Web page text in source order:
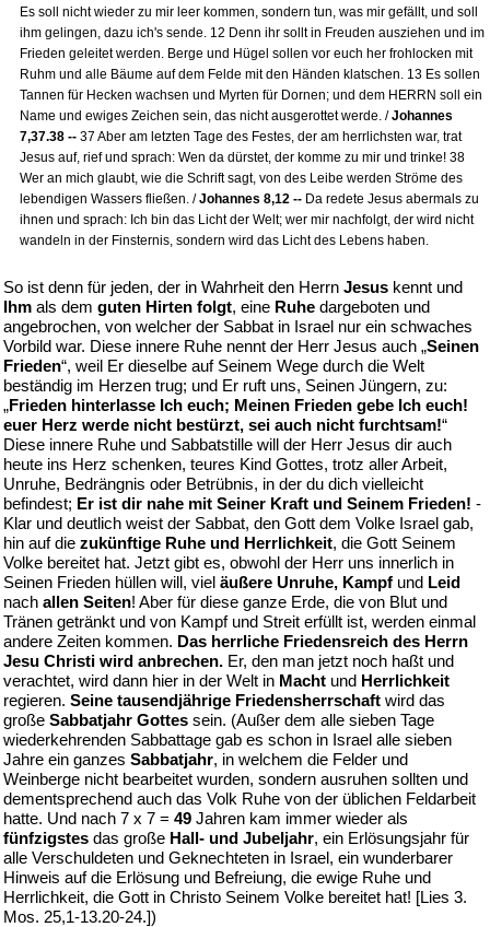
Es soll nicht wieder zu mir leer kommen, sondern tun, was mir gefällt, und soll
ihm gelingen, dazu ich's sende. 12 Denn ihr sollt in Freuden ausziehen und im
Frieden geleitet werden. Berge und Hügel sollen vor euch her frohlocken mit
Ruhm und alle Bäume auf dem Felde mit den Händen klatschen. 13 Es sollen
Tannen für Hecken wachsen und Myrten für Dornen; und dem HERRN soll ein
Name und ewiges Zeichen sein, das nicht ausgerottet werde. /Johannes
7,37.38 -- 37 Aber am letzten Tage des Festes, der am herrlichsten war, trat
Jesus auf, rief und sprach: Wen da dürstet, der komme zu mir und trinke! 38
Wer an mich glaubt, wie die Schrift sagt, von des Leibe werden Ströme des
lebendigen Wassers fließen. /Johannes 8,12 -- Da redete Jesus abermals zu
ihnen und sprach: Ich bin das Licht der Welt; wer mir nachfolgt, der wird nicht
wandeln in der Finsternis, sondern wird das Licht des Lebens haben.
So ist denn für jeden, der in Wahrheit den Herrn Jesus kennt und
Ihm als dem guten Hirten folgt, eine Ruhe dargeboten und
angebrochen, von welcher der Sabbat in Israel nur ein schwaches
Vorbild war. Diese innere Ruhe nennt der Herr Jesus auch „Seinen
Frieden“, weil Er dieselbe auf Seinem Wege durch die Welt
beständig im Herzen trug; und Er ruft uns, Seinen Jüngern, zu:
„Frieden hinterlasse Ich euch; Meinen Frieden gebe Ich euch!
euer Herz werde nicht bestürzt, sei auch nicht furchtsam!“
Diese innere Ruhe und Sabbatstille will der Herr Jesus dir auch
heute ins Herz schenken, teures Kind Gottes, trotz aller Arbeit,
Unruhe, Bedrängnis oder Betrübnis, in der du dich vielleicht
befindest; Er ist dir nahe mit Seiner Kraft und Seinem Frieden! -
Klar und deutlich weist der Sabbat, den Gott dem Volke Israel gab,
hin auf die zukünftige Ruhe und Herrlichkeit, die Gott Seinem
Volke bereitet hat. Jetzt gibt es, obwohl der Herr uns innerlich in
Seinen Frieden hüllen will, viel äußere Unruhe, Kampf und Leid
nach allen Seiten! Aber für diese ganze Erde, die von Blut und
Tränen getränkt und von Kampf und Streit erfüllt ist, werden einmal
andere Zeiten kommen. Das herrliche Friedensreich des Herrn
Jesu Christi wird anbrechen. Er, den man jetzt noch haßt und
verachtet, wird dann hier in der Welt in Macht und Herrlichkeit
regieren. Seine tausendjährige Friedensherrschaft wird das
große Sabbatjahr Gottes sein. (Außer dem alle sieben Tage
wiederkehrenden Sabbattage gab es schon in Israel alle sieben
Jahre ein ganzes Sabbatjahr, in welchem die Felder und
Weinberge nicht bearbeitet wurden, sondern ausruhen sollten und
dementsprechend auch das Volk Ruhe von der üblichen Feldarbeit
hatte. Und nach 7 x 7 = 49 Jahren kam immer wieder als
fünfzigstes das große Hall- und Jubeljahr, ein Erlösungsjahr für
alle Verschuldeten und Geknechteten in Israel, ein wunderbarer
Hinweis auf die Erlösung und Befreiung, die ewige Ruhe und
Herrlichkeit, die Gott in Christo Seinem Volke bereitet hat! [Lies 3.
Mos. 25,1-13.20-24.])